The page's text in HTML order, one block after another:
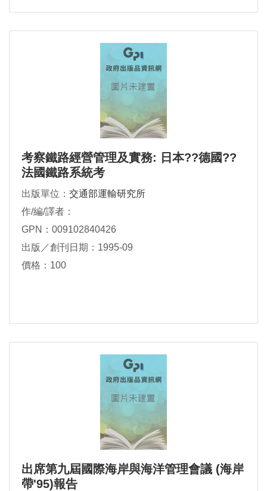
考察鐵路經營管理及實務: 日本??德國??
法國鐵路系統考
出版單位： 交通部運輸研究所
作/編/譯者：
GPN：009102840426
出版／創刊日期：1995-09
價格：100
出席第九屆國際海岸與海洋管理會議 (海岸
帶'95)報告